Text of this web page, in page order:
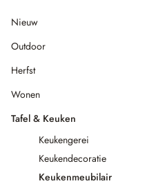
Nieuw
Outdoor
Herfst
Wonen
Tafel & Keuken
Keukengerei
Keukendecoratie
Keukenmeubilair